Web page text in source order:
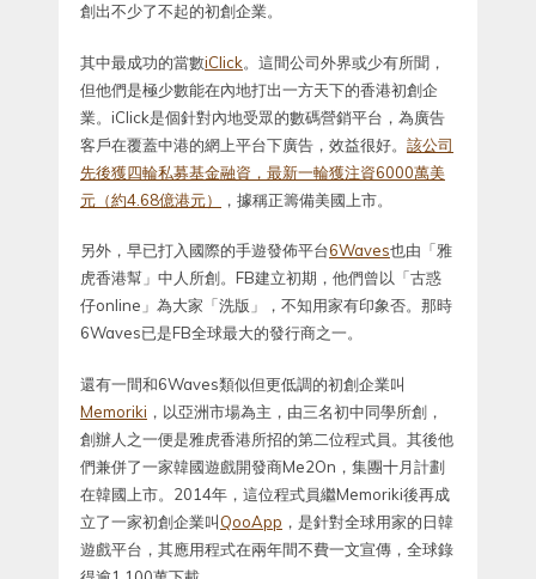
創出不少了不起的初創企業。
其中最成功的當數iClick。這間公司外界或少有所聞，
但他們是極少數能在內地打出一方天下的香港初創企
業。iClick是個針對內地受眾的數碼營銷平台，為廣告
客戶在覆蓋中港的網上平台下廣告，效益很好。 該公司
先後獲四輪私募基金融資，最新一輪獲注資6000萬美
元（約4.68億港元）
，據稱正籌備美國上市。
另外，早已打入國際的手遊發佈平台6Waves也由「雅
虎香港幫」中人所創。FB建立初期，他們曾以「古惑
仔online」為大家「洗版」，不知用家有印象否。那時
6Waves已是FB全球最大的發行商之一。
還有一間和6Waves類似但更低調的初創企業叫
Memoriki ，以亞洲市場為主，由三名初中同學所創，
創辦人之一便是雅虎香港所招的第二位程式員。其後他
們兼併了一家韓國遊戲開發商Me2On，集團十月計劃
在韓國上市。2014年，這位程式員繼Memoriki後再成
立了一家初創企業叫QooApp ，是針對全球用家的日韓
遊戲平台，其應用程式在兩年間不費一文宣傳，全球錄